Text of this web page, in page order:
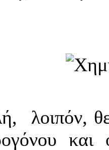
λοιπόν,